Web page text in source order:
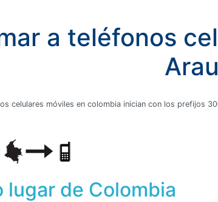
a teléfonos
celulares móviles en colombia inician con los prefijos
lugar de Colombia